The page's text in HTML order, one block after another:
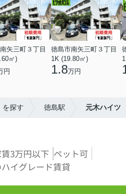
矢三町３丁目
㎡)
円
徳島市南矢三町３丁目
1K (19.80㎡)
1.8万円
を探す 徳島駅 元木ハイツ
3万円以下 ペット可
イグレード賃貸